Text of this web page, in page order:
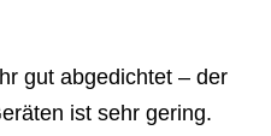
gut abgedichtet – der
ist sehr gering.